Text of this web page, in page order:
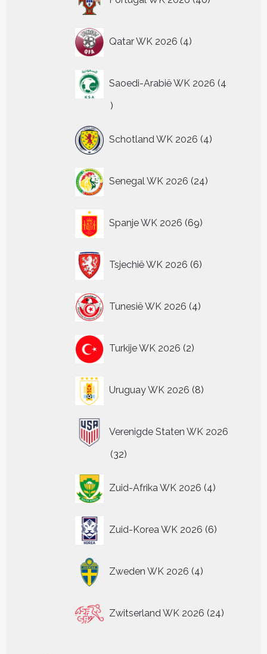
producten
Qatar WK 2026 4
producten
Saoedi-Arabië WK 2026 4
4
Schotland WK 2026 4
producten
Senegal WK 2026 24
producten
Spanje WK 2026 69
producten
Tsjechië WK 2026 6
producten
Tunesië WK 2026 4
producten
Turkije WK 2026 2
producten
Uruguay WK 2026 8
producten
Verenigde Staten WK 2026
3232
Zuid-Afrika WK 2026 4
producten
Zuid-Korea WK 2026 6
producten
Zweden WK 2026 4
producten
Zwitserland WK 2026 24
producten